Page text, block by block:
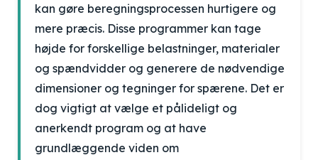
kan gøre beregningsprocessen hurtigere og
mere præcis. Disse programmer kan tage
højde for forskellige belastninger, materialer
og spændvidder og generere de nødvendige
dimensioner og tegninger for spærene. Det er
dog vigtigt at vælge et pålideligt og
anerkendt program og at have
grundlæggende viden om